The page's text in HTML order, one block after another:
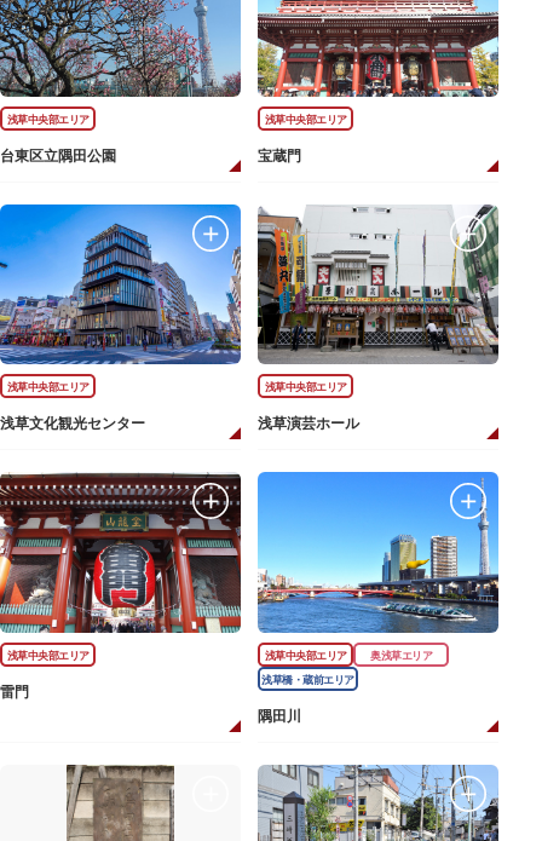
浅草中央部エリア
台東区立隅田公園
浅草中央部エリア
宝蔵門
浅草中央部エリア
浅草文化観光センター
浅草中央部エリア
浅草演芸ホール
浅草中央部エリア
雷門
浅草中央部エリア
奥浅草エリア
浅草橋・蔵前エリア
隅田川